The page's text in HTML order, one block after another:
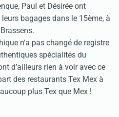
Paul et Désirée ont
bagages dans le 15ème, à
n‘a pas changé de registre
spécialités du
d’ailleurs rien à voir avec ce
des restaurants Tex Mex à
plus Tex que Mex !